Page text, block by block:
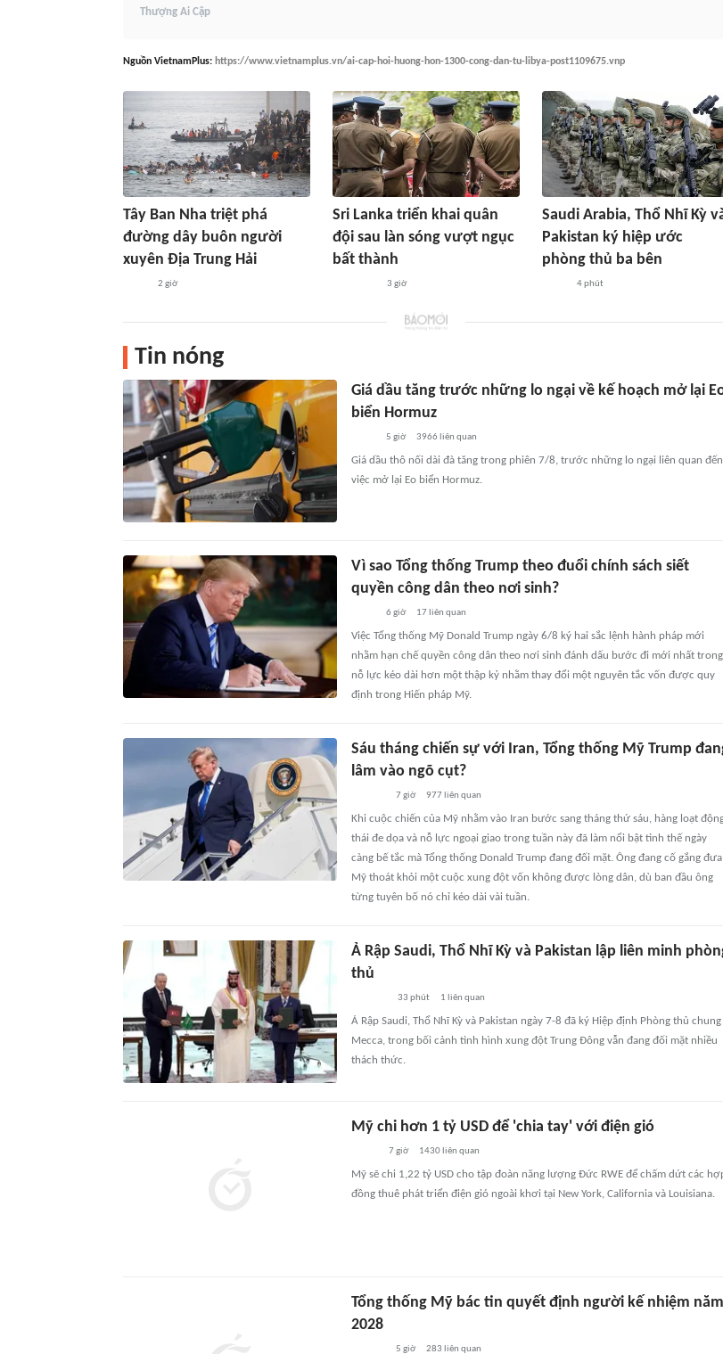
Thượng Ai Cập
Nguồn VietnamPlus: https://www.vietnamplus.vn/ai-cap-hoi-huong-hon-1300-cong-dan-tu-libya-post1109675.vnp
Tây Ban Nha triệt phá
đường dây buôn người
xuyên Địa Trung Hải
2 giờ
Sri Lanka triển khai quân
đội sau làn sóng vượt ngục
bất thành
3 giờ
Saudi Arabia, Thổ Nhĩ Kỳ
Pakistan ký hiệp ước
phòng thủ ba bên
4 phút
Tin nóng
Giá dầu tăng trước những lo ngại về kế hoạch mở lại
biển Hormuz
5 giờ 3966 liên quan
Giá dầu thô nối dài đà tăng trong phiên 7/8, trước những lo ngại liên quan đến
việc mở lại Eo biển Hormuz.
Vì sao Tổng thống Trump theo đuổi chính sách siết
quyền công dân theo nơi sinh?
6 giờ 17 liên quan
Việc Tổng thống Mỹ Donald Trump ngày 6/8 ký hai sắc lệnh hành pháp mới
nhằm hạn chế quyền công dân theo nơi sinh đánh dấu bước đi mới nhất trong
nỗ lực kéo dài hơn một thập kỷ nhằm thay đổi một nguyên tắc vốn được quy
định trong Hiến pháp Mỹ.
Sáu tháng chiến sự với Iran, Tổng thống Mỹ Trump
lâm vào ngõ cụt?
7 giờ 977liên quan
Khi cuộc chiến của Mỹ nhằm vào Iran bước sang tháng thứ sáu, hàng loạt
thái đe dọa và nỗ lực ngoại giao trong tuần này đã làm nổi bật tình thế ngày
càng bế tắc mà Tổng thống Donald Trump đang đối mặt. Ông đang cố gắng đưa
Mỹ thoát khỏi một cuộc xung đột vốn không được lòng dân, dù ban đầu ông
từng tuyên bố nó chỉ kéo dài vài tuần.
Ả Rập Saudi, Thổ Nhĩ Kỳ và Pakistan lập liên minh
thủ
33 phút 1 liên quan
Ả Rập Saudi, Thổ Nhĩ Kỳ và Pakistan ngày 7-8 đã ký Hiệp định Phòng thủ chung
Mecca, trong bối cảnh tình hình xung đột Trung Đông vẫn đang đối mặt nhiều
thách thức.
Mỹ chi hơn 1 tỷ USD để 'chia tay' với điện gió
7 giờ 1430 liên quan
Mỹ sẽ chi 1,22 tỷ USD cho tập đoàn năng lượng Đức RWE để chấm dứt các
đồng thuê phát triển điện gió ngoài khơi tại New York, California và Louisiana.
Tổng thống Mỹ bác tin quyết định người kế nhiệm năm
2028
5 giờ 283 liên quan